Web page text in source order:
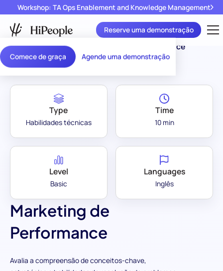
Comece de graça Agende uma demonstração
Workshop: TA Ops Enablement and Knowledge Management
Reserve uma demonstração
Assessment Library Marketing de Performance
Marketing de
Performance
Avalia a compreensão de conceitos-chave,
Type
Habilidades técnicas
Time
10 min
Level
Basic
Languages
Inglês